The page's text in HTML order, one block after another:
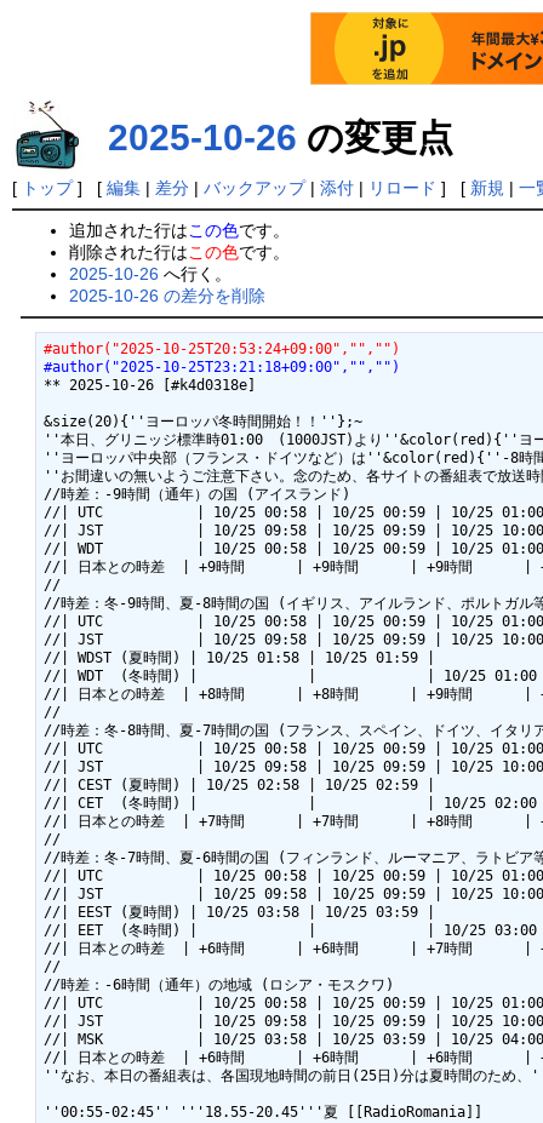
2025-10-26 の変更点
[ トップ] [ 編集 | 差分 | バックアップ| 添付 | リロード ] [ 新規 | 一
追加された行はこの色です。
削除された行はこの色です。
2025-10-26 へ行く。
2025-10-26 の差分を削除
#author("2025-10-25T20:53:24+09:00","","")
#author("2025-10-25T23:21:18+09:00","","")
** 2025-10-26 [#k4d0318e]
&size(20){''ヨーロッパ冬時間開始！！''};~
''本日、グリニッジ標準時01:00　(1000JST)より''&color(red){''ヨ
''ヨーロッパ中央部（フランス・ドイツなど）は''&color(red){''-8
''お間違いの無いようご注意下さい。念のため、各サイトの番組表で放送
//時差：-9時間（通年）の国 (アイスランド)
//| UTC           | 10/25 00:58 | 10/25 00:59 | 10/25
//| JST           | 10/25 09:58 | 10/25 09:59 | 10/25
//| WDT           | 10/25 00:58 | 10/25 00:59 | 10/25
//| 日本との時差  | +9時間      | +9時間      | +9時間      |
//
//時差：冬-9時間、夏-8時間の国 (イギリス、アイルランド、ポルトガル
//| UTC           | 10/25 00:58 | 10/25 00:59 | 10/25
//| JST           | 10/25 09:58 | 10/25 09:59 | 10/25
//| WDST (夏時間) | 10/25 01:58 | 10/25 01:59 |
//| WDT  (冬時間) |             |             | 10/25 01:00 |
//| 日本との時差  | +8時間      | +8時間      | +9時間      |
//
//時差：冬-8時間、夏-7時間の国 (フランス、スペイン、ドイツ、イタリ
//| UTC           | 10/25 00:58 | 10/25 00:59 | 10/25
//| JST           | 10/25 09:58 | 10/25 09:59 | 10/25
//| CEST (夏時間) | 10/25 02:58 | 10/25 02:59 |
//| CET  (冬時間) |             |             | 10/25 02:00 |
//| 日本との時差  | +7時間      | +7時間      | +8時間      |
//
//時差：冬-7時間、夏-6時間の国 (フィンランド、ルーマニア、ラトビア
//| UTC           | 10/25 00:58 | 10/25 00:59 | 10/25
//| JST           | 10/25 09:58 | 10/25 09:59 | 10/25
//| EEST (夏時間) | 10/25 03:58 | 10/25 03:59 |
//| EET  (冬時間) |             |             | 10/25 03:00 |
//| 日本との時差  | +6時間      | +6時間      | +7時間      |
//
//時差：-6時間（通年）の地域 (ロシア・モスクワ)
//| UTC           | 10/25 00:58 | 10/25 00:59 | 10/25
//| JST           | 10/25 09:58 | 10/25 09:59 | 10/25
//| MSK           | 10/25 03:58 | 10/25 03:59 | 10/25
//| 日本との時差  | +6時間      | +6時間      | +6時間      |
''なお、本日の番組表は、各国現地時間の前日(25日)分は夏時間
''00:55-02:45'' '''18.55-20.45'''夏 [[RadioRomania]]